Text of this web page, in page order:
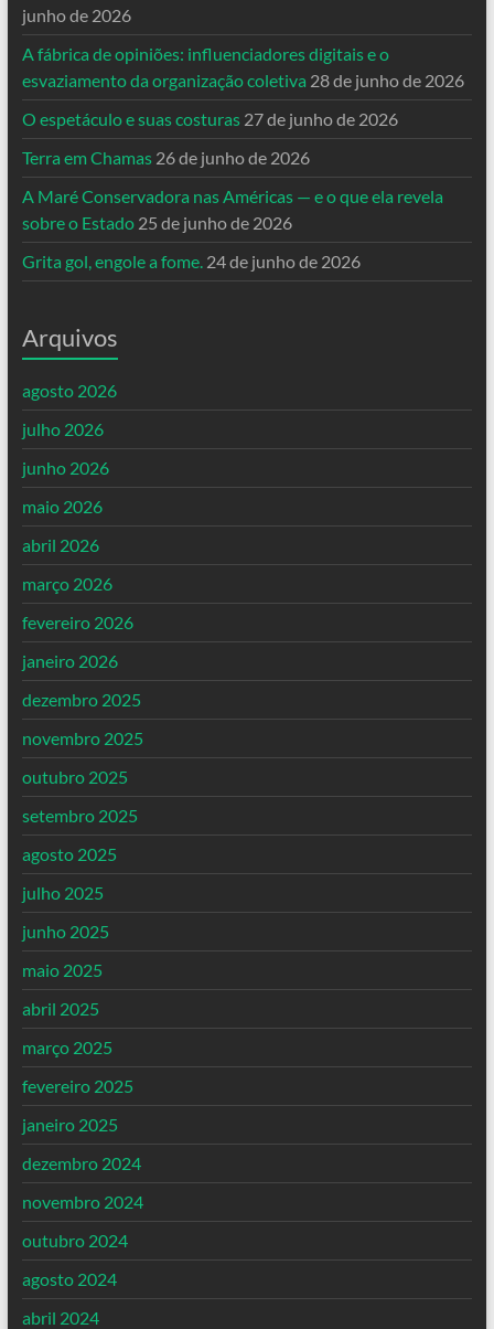
junho de 2026
A fábrica de opiniões: influenciadores digitais e o
esvaziamento da organização coletiva 28 de junho de 2026
O espetáculo e suas costuras 27 de junho de 2026
Terra em Chamas 26 de junho de 2026
A Maré Conservadora nas Américas — e o que ela revela
sobre o Estado 25 de junho de 2026
Grita gol, engole a fome. 24 de junho de 2026
Arquivos
agosto 2026
julho 2026
junho 2026
maio 2026
abril 2026
março 2026
fevereiro 2026
janeiro 2026
dezembro 2025
novembro 2025
outubro 2025
setembro 2025
agosto 2025
julho 2025
junho 2025
maio 2025
abril 2025
março 2025
fevereiro 2025
janeiro 2025
dezembro 2024
novembro 2024
outubro 2024
agosto 2024
abril 2024